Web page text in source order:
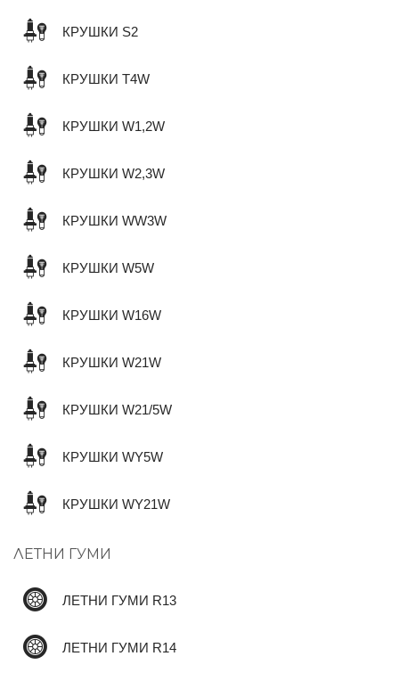
КРУШКИ S2
КРУШКИ T4W
КРУШКИ W1,2W
КРУШКИ W2,3W
КРУШКИ WW3W
КРУШКИ W5W
КРУШКИ W16W
КРУШКИ W21W
КРУШКИ W21/5W
КРУШКИ WY5W
КРУШКИ WY21W
ЛЕТНИ ГУМИ
ЛЕТНИ ГУМИ R13
ЛЕТНИ ГУМИ R14